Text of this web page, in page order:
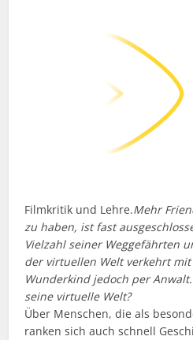
Filmkritik und Lehre.Mehr
zu haben, ist fast
Vielzahl seiner Weggefährten
der virtuellen Welt verkehrt mit
Wunderkind jedoch per
seine virtuelle Welt?
Über Menschen, die als
ranken sich auch schnell